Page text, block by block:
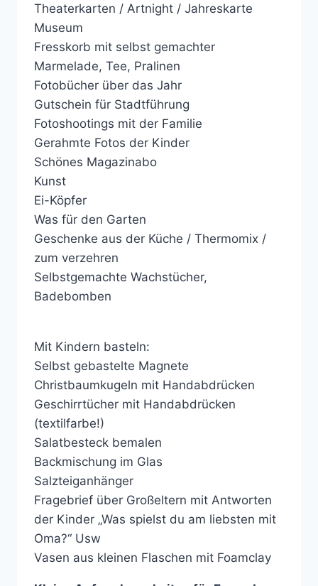
Theaterkarten / Artnight / Jahreskarte
Museum
Fresskorb mit selbst gemachter
Marmelade, Tee, Pralinen
Fotobücher über das Jahr
Gutschein für Stadtführung
Fotoshootings mit der Familie
Gerahmte Fotos der Kinder
Schönes Magazinabo
Kunst
Ei-Köpfer
Was für den Garten
Geschenke aus der Küche / Thermomix /
zum verzehren
Selbstgemachte Wachstücher,
Badebomben
Mit Kindern basteln:
Selbst gebastelte Magnete
Christbaumkugeln mit Handabdrücken
Geschirrtücher mit Handabdrücken
(textilfarbe!)
Salatbesteck bemalen
Backmischung im Glas
Salzteiganhänger
Fragebrief über Großeltern mit Antworten
der Kinder „Was spielst du am liebsten mit
Oma?“ Usw
Vasen aus kleinen Flaschen mit Foamclay